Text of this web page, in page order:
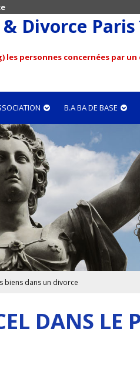
Divorce
personnes concernées par
B.A BA DE BASE
biens dans un divorce
DANS LE